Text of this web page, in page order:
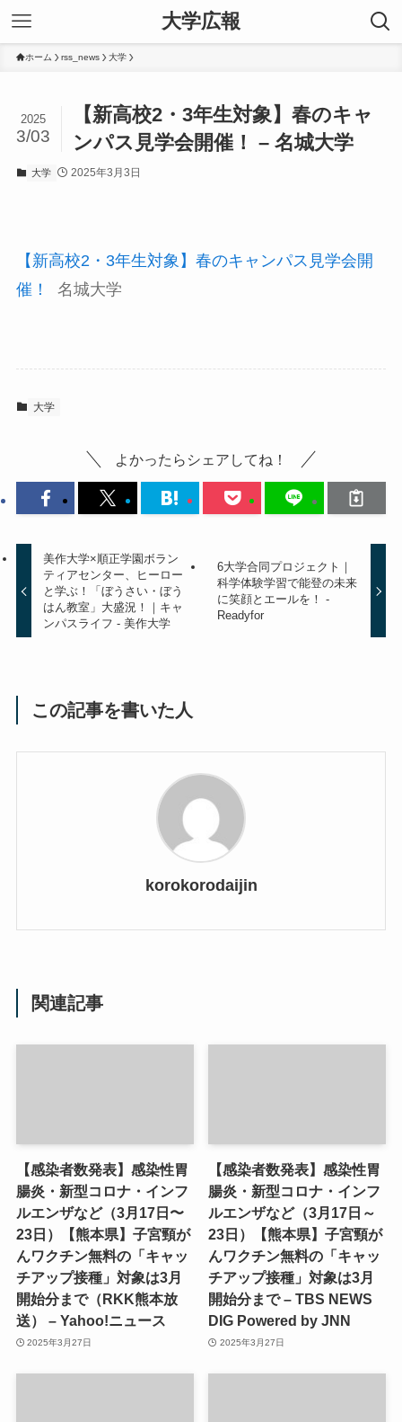
大学広報
ホーム rss_news 大学
【新高校2・3年生対象】春のキャ
ンパス見学会開催！ – 名城大学
2025
3/03
大学 2025年3月3日
【新高校2・3年生対象】春のキャンパス見学会開
催！
名城大学
大学
よかったらシェアしてね！
美作大学×順正学園ボラン
ティアセンター、ヒーロー
と学ぶ！「ぼうさい・ぼう
はん教室」大盛況！｜キャ
ンパスライフ - 美作大学
6大学合同プロジェクト｜
科学体験学習で能登の未来
に笑顔とエールを！ -
Readyfor
この記事を書いた人
korokorodaijin
関連記事
【感染者数発表】感染性胃
腸炎・新型コロナ・インフ
ルエンザなど（3月17日〜
23日）【熊本県】子宮頸が
んワクチン無料の「キャッ
チアップ接種」対象は3月
開始分まで（RKK熊本放
送） – Yahoo!ニュース
2025年3月27日
【感染者数発表】感染性胃
腸炎・新型コロナ・インフ
ルエンザなど（3月17日～
23日）【熊本県】子宮頸が
んワクチン無料の「キャッ
チアップ接種」対象は3月
開始分まで – TBS NEWS
DIG Powered by JNN
2025年3月27日